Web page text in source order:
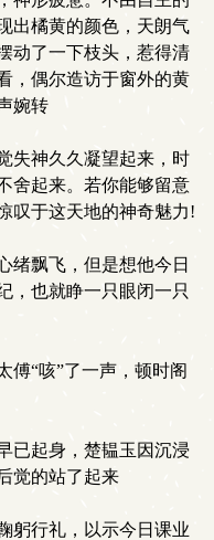
出橘黄的颜色，天朗气
动了一下枝头，惹得清
，偶尔造访于窗外的黄
婉转
失神久久凝望起来，时
舍起来。若你能够留意
叹于这天地的神奇魅力!
绪飘飞，但是想他今日
，也就睁一只眼闭一只
“咳”了一声，顿时阁
已起身，楚韫玉因沉浸
觉的站了起来
躬行礼，以示今日课业